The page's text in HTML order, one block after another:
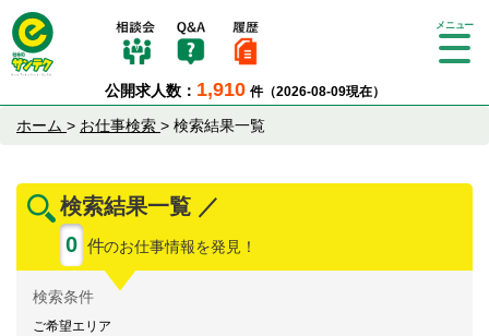
公開求人数： 1,910 件（2026-08-09現在）
Tog
ホーム > お仕事検索 > 検索結果一覧
検索結果一覧 ／
0 件のお仕事情報を発見！
検索条件
ご希望エリア